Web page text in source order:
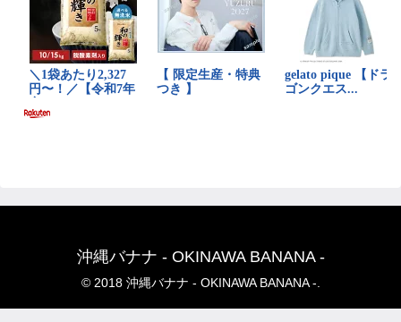
沖縄バナナ - OKINAWA BANANA -
© 2018 沖縄バナナ - OKINAWA BANANA -.